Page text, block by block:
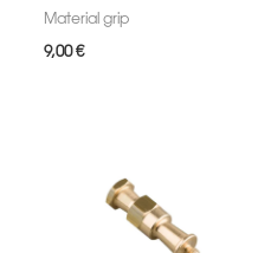
Material grip
9,00€